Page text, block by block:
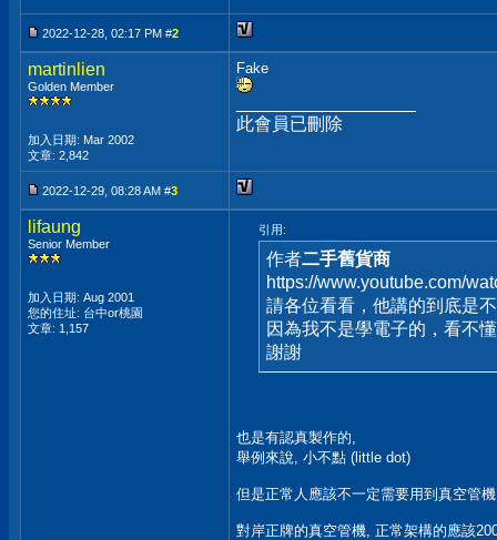
2022-12-28, 02:17 PM #2
martinlien
Golden Member
加入日期: Mar 2002
文章: 2,842
Fake
此會員已刪除
2022-12-29, 08:28 AM #3
lifaung
Senior Member
加入日期: Aug 2001
您的住址: 台中or桃園
文章: 1,157
引用:
作者二手舊貨商
https://www.youtube.com/
請各位看看，他講的到底是
因為我不是學電子的，看不懂
謝謝
也是有認真製作的,
舉例來說, 小不點 (little dot)
但是正常人應該不一定需要用到真空管機
對岸正牌的真空管機, 正常架構的應該